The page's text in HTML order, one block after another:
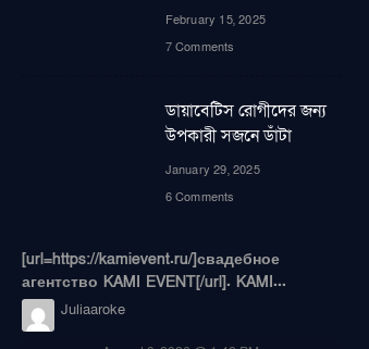
February 15, 2025
7 Comments
ডায়াবেটিস রোগীদের জন্য
উপকারী সজনে ডাঁটা
January 29, 2025
6 Comments
[url=https://kamievent.ru/]свадебное
агентство KAMI EVENT[/url]. KAMI...
Juliaaroke